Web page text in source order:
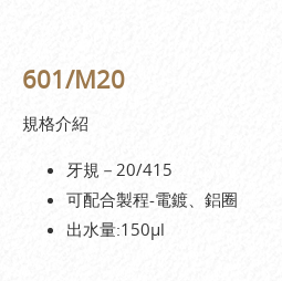
601/M20
規格介紹
牙規－20/415
可配合製程-電鍍、鋁圈
出水量:150µl